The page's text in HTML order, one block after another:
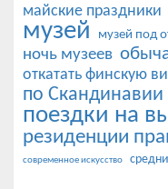
майские праздники
музей музей под
ночь музеев
откатать финскую
по Скандинавии
поездки на
резиденции
современное искусство